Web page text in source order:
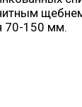
70-150 мм.